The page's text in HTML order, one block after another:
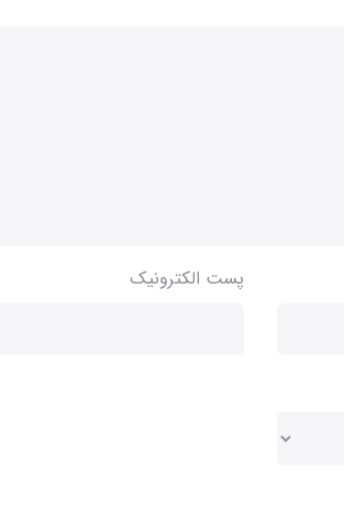
پست الکترونیک